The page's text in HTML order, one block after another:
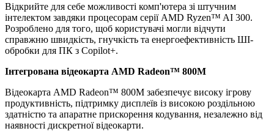
Відкрийте для себе можливості комп'ютера зі штучним
інтелектом завдяки процесорам серії AMD Ryzen™ AI 300.
Розроблено для того, щоб користувачі могли відчути
справжню швидкість, гнучкість та енергоефективність ШІ-
обробки для ПК з Copilot+.
Інтегрована відеокарта AMD Radeon™ 800M
Відеокарта AMD Radeon™ 800M забезпечує високу ігрову
продуктивність, підтримку дисплеїв із високою роздільною
здатністю та апаратне прискорення кодування, незалежно від
наявності дискретної відеокарти.